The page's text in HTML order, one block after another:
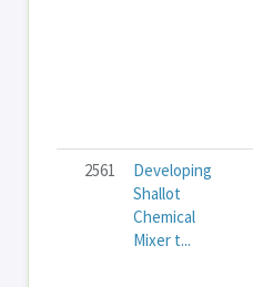
2561
Developing
Shallot
Chemical
Mixer t...